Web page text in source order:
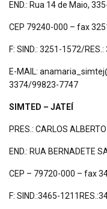
END.: Rua 14 de Maio,
CEP 79240-000 – fax
F: SIND.: 3251-1572/
E-MAIL:
3374/99823-7747
SIMTED – JATEÍ
PRES.: CARLOS
END.: RUA BERNADETE
CEP – 79720-000 – fax
F: SIND.:3465-